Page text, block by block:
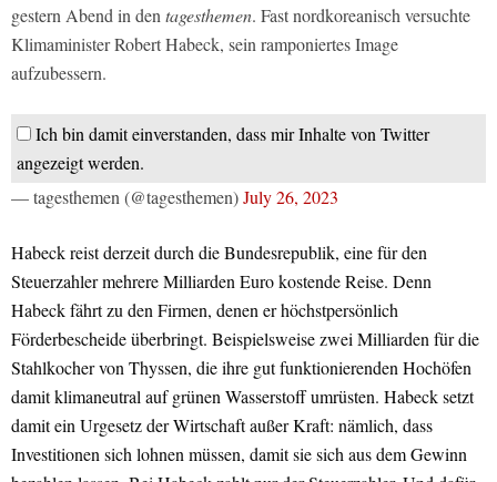
gestern Abend in dentagesthemen. Fast nordkoreanisch versuchte
Klimaminister Robert Habeck, sein ramponiertes Image
aufzubessern.
Ich bin damit einverstanden, dass mir Inhalte von Twitter
angezeigt werden.
— tagesthemen (@tagesthemen)July 26, 2023
Habeck reist derzeit durch die Bundesrepublik, eine für den
Steuerzahler mehrere Milliarden Euro kostende Reise. Denn
Habeck fährt zu den Firmen, denen er höchstpersönlich
Förderbescheide überbringt. Beispielsweise zwei Milliarden für die
Stahlkocher von Thyssen, die ihre gut funktionierenden Hochöfen
damit klimaneutral auf grünen Wasserstoff umrüsten. Habeck setzt
damit ein Urgesetz der Wirtschaft außer Kraft: nämlich, dass
Investitionen sich lohnen müssen, damit sie sich aus dem Gewinn